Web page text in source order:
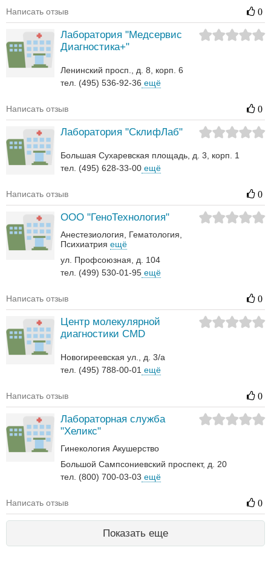
Написать отзыв 0
Лаборатория "Медсервис
Диагностика+"
Ленинский просп., д. 8, корп. 6
тел. (495) 536-92-36 ещё
Написать отзыв 0
Лаборатория "СклифЛаб"
Большая Сухаревская площадь, д. 3, корп. 1
тел. (495) 628-33-00 ещё
Написать отзыв 0
ООО "ГеноТехнология"
Анестезиология
Гематология‎
Психиатрия ещё
ул. Профсоюзная, д. 104
тел. (499) 530-01-95 ещё
Написать отзыв 0
Центр молекулярной
диагностики CMD
Новогиреевская ул., д. 3/а
тел. (495) 788-00-01 ещё
Написать отзыв 0
Лабораторная служба
"Хеликс"
Гинекология Акушерство
Большой Сампсониевский проспект, д. 20
тел. (800) 700-03-03 ещё
Написать отзыв 0
Показать еще